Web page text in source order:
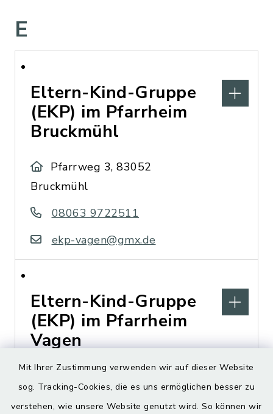
Mit Ihrer Zustimmung verwenden wir auf dieser Website
sog. Tracking-Cookies, die es uns ermöglichen besser zu
verstehen, wie unsere Website genutzt wird. So können wir
E
Eltern-Kind-Gruppe
(EKP) im Pfarrheim
Bruckmühl
Pfarrweg 3, 83052
Bruckmühl
08063 9722511
ekp-vagen@gmx.de
Eltern-Kind-Gruppe
(EKP) im Pfarrheim
Vagen
Mittenkirchner Straße 3,
83620 Vagen